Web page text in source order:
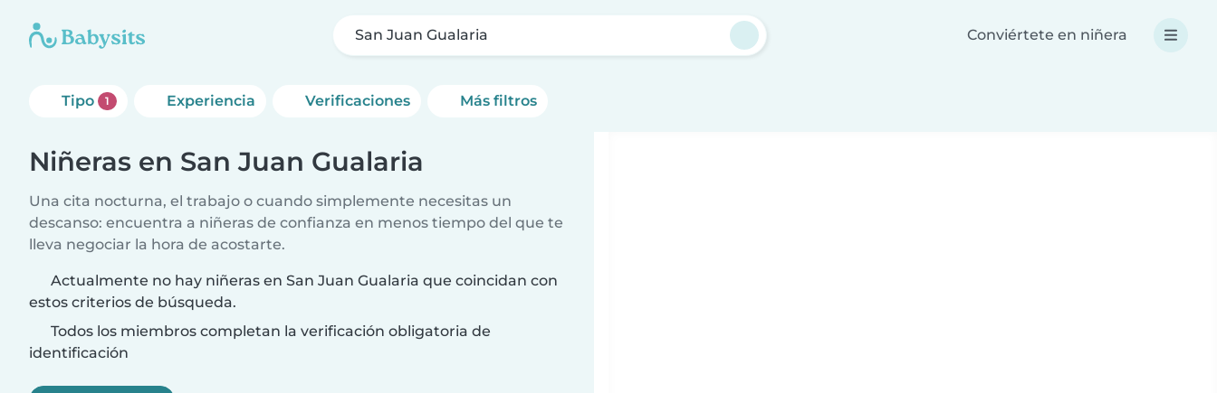
San Juan Gualaria Conviértete en niñera
Tipo 1 Experiencia Verificaciones Más filtros
Niñeras en San Juan Gualaria
Una cita nocturna, el trabajo o cuando simplemente necesitas un
descanso: encuentra a niñeras de confianza en menos tiempo del que te
lleva negociar la hora de acostarte.
Actualmente no hay niñeras en San Juan Gualaria que coincidan con
estos criterios de búsqueda.
Todos los miembros completan la verificación obligatoria de
identificación